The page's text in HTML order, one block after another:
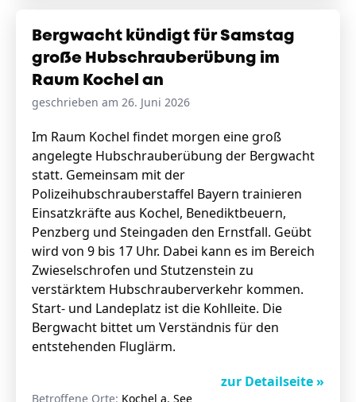
Bergwacht kündigt für Samstag
große Hubschrauberübung im
Raum Kochel an
geschrieben am 26. Juni 2026
Im Raum Kochel findet morgen eine groß
angelegte Hubschrauberübung der Bergwacht
statt. Gemeinsam mit der
Polizeihubschrauberstaffel Bayern trainieren
Einsatzkräfte aus Kochel, Benediktbeuern,
Penzberg und Steingaden den Ernstfall. Geübt
wird von 9 bis 17 Uhr. Dabei kann es im Bereich
Zwieselschrofen und Stutzenstein zu
verstärktem Hubschrauberverkehr kommen.
Start- und Landeplatz ist die Kohlleite. Die
Bergwacht bittet um Verständnis für den
entstehenden Fluglärm.
zur Detailseite »
Betroffene Orte: Kochel a. See